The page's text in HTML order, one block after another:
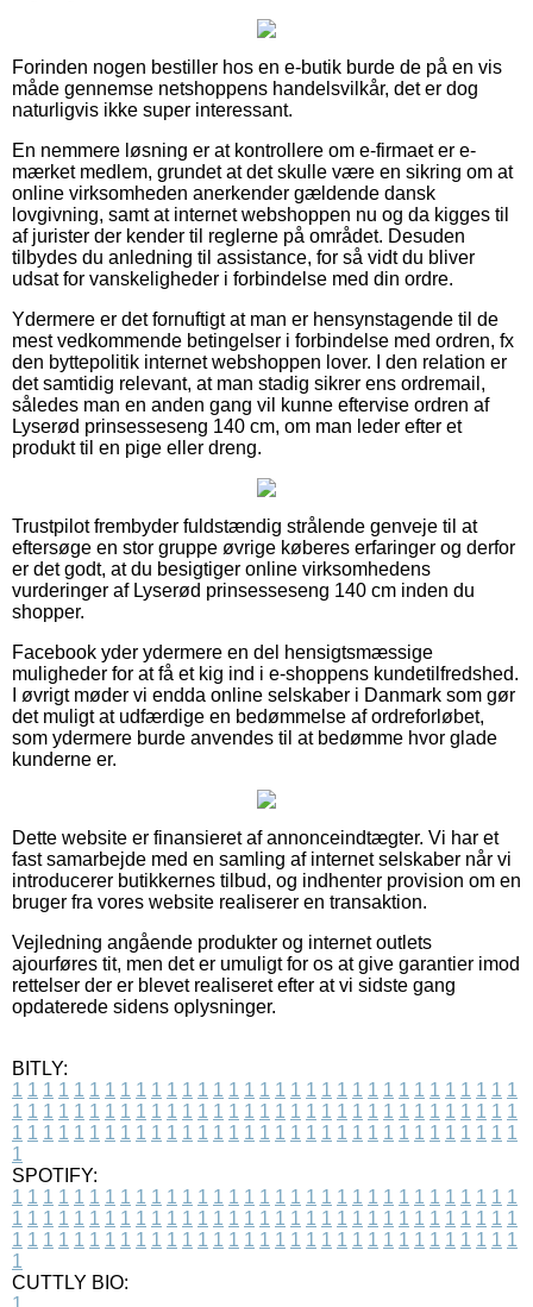
Forinden nogen bestiller hos en e-butik burde de på en vis
måde gennemse netshoppens handelsvilkår, det er dog
naturligvis ikke super interessant.
En nemmere løsning er at kontrollere om e-firmaet er e-
mærket medlem, grundet at det skulle være en sikring om at
online virksomheden anerkender gældende dansk
lovgivning, samt at internet webshoppen nu og da kigges til
af jurister der kender til reglerne på området. Desuden
tilbydes du anledning til assistance, for så vidt du bliver
udsat for vanskeligheder i forbindelse med din ordre.
Ydermere er det fornuftigt at man er hensynstagende til de
mest vedkommende betingelser i forbindelse med ordren, fx
den byttepolitik internet webshoppen lover. I den relation er
det samtidig relevant, at man stadig sikrer ens ordremail,
således man en anden gang vil kunne eftervise ordren af
Lyserød prinsesseseng 140 cm, om man leder efter et
produkt til en pige eller dreng.
Trustpilot frembyder fuldstændig strålende genveje til at
eftersøge en stor gruppe øvrige køberes erfaringer og derfor
er det godt, at du besigtiger online virksomhedens
vurderinger af Lyserød prinsesseseng 140 cm inden du
shopper.
Facebook yder ydermere en del hensigtsmæssige
muligheder for at få et kig ind i e-shoppens kundetilfredshed.
I øvrigt møder vi endda online selskaber i Danmark som gør
det muligt at udfærdige en bedømmelse af ordreforløbet,
som ydermere burde anvendes til at bedømme hvor glade
kunderne er.
Dette website er finansieret af annonceindtægter. Vi har et
fast samarbejde med en samling af internet selskaber når vi
introducerer butikkernes tilbud, og indhenter provision om en
bruger fra vores website realiserer en transaktion.
Vejledning angående produkter og internet outlets
ajourføres tit, men det er umuligt for os at give garantier imod
rettelser der er blevet realiseret efter at vi sidste gang
opdaterede sidens oplysninger.
BITLY:
1 1 1 1 1 1 1 1 1 1 1 1 1 1 1 1 1 1 1 1 1 1 1 1 1 1 1 1 1 1 1 1 1
1 1 1 1 1 1 1 1 1 1 1 1 1 1 1 1 1 1 1 1 1 1 1 1 1 1 1 1 1 1 1 1 1
1 1 1 1 1 1 1 1 1 1 1 1 1 1 1 1 1 1 1 1 1 1 1 1 1 1 1 1 1 1 1 1 1
1
SPOTIFY:
1 1 1 1 1 1 1 1 1 1 1 1 1 1 1 1 1 1 1 1 1 1 1 1 1 1 1 1 1 1 1 1 1
1 1 1 1 1 1 1 1 1 1 1 1 1 1 1 1 1 1 1 1 1 1 1 1 1 1 1 1 1 1 1 1 1
1 1 1 1 1 1 1 1 1 1 1 1 1 1 1 1 1 1 1 1 1 1 1 1 1 1 1 1 1 1 1 1 1
1
CUTTLY BIO: